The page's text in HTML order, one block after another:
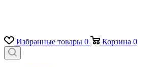
Избранные товары 0 Корзина 0